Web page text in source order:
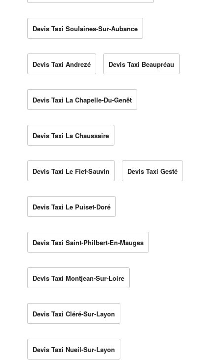
Devis Taxi Soulaines-Sur-Aubance
Devis Taxi Andrezé Devis Taxi Beaupréau
Devis Taxi La Chapelle-Du-Genêt
Devis Taxi La Chaussaire
Devis Taxi Le Fief-Sauvin Devis Taxi Gesté
Devis Taxi Le Puiset-Doré
Devis Taxi Saint-Philbert-En-Mauges
Devis Taxi Montjean-Sur-Loire
Devis Taxi Cléré-Sur-Layon
Devis Taxi Nueil-Sur-Layon